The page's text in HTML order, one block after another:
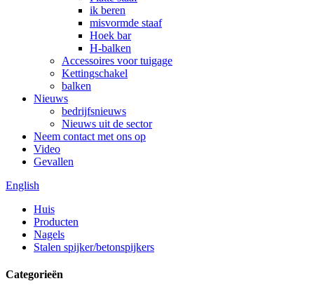
ik beren
misvormde staaf
Hoek bar
H-balken
Accessoires voor tuigage
Kettingschakel
balken
Nieuws
bedrijfsnieuws
Nieuws uit de sector
Neem contact met ons op
Video
Gevallen
English
Huis
Producten
Nagels
Stalen spijker/betonspijkers
Categorieën